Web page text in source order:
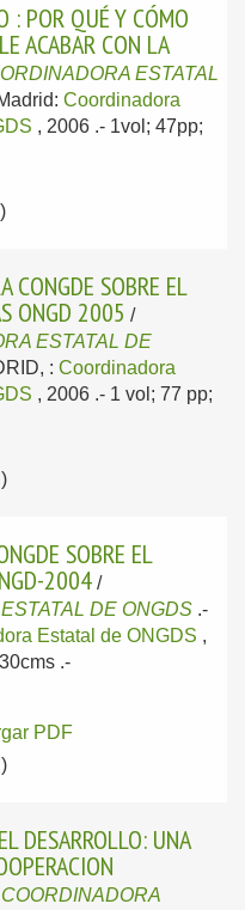
: POR QUÉ Y CÓMO
ACABAR CON LA
ESTATAL
Coordinadora
, 2006 .- 1vol; 47pp;
CONGDE SOBRE EL
ONGD 2005 /
ESTATAL DE
: Coordinadora
, 2006 .- 1 vol; 77 pp;
SOBRE EL
2004 /
DE ONGDS .-
Estatal de ONGDS ,
.-
PDF
DESARROLLO: UNA
COORDINADORA